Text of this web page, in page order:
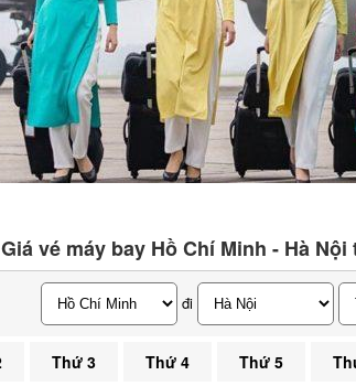
Giá vé máy bay Hồ Chí Minh - Hà Nội
đi
Thứ 3 Thứ 4 Thứ 5